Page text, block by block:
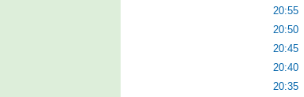
20:55
20:50
20:45
20:40
20:35